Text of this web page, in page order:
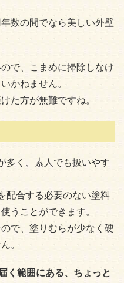
数の間でなら美しい外壁
で、こまめに掃除しなけ
かねません。
た方が無難ですね。
多く、素人でも扱いやす
配合する必要のない塗料
うことができます。
で、塗りむらが少なく硬
。
く範囲にある、ちょっと